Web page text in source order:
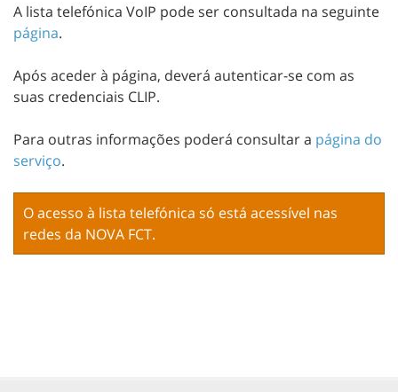
A lista telefónica VoIP pode ser consultada na seguinte
página.
Após aceder à página, deverá autenticar-se com as
suas credenciais CLIP.
Para outras informações poderá consultar a página do
serviço.
O acesso à lista telefónica só está acessível nas
redes da NOVA FCT.